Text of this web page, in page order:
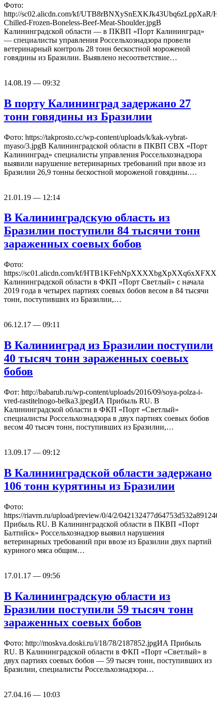
Фото:
http://sc02.alicdn.com/kf/UTB8rBNXySnEXKJk43Ubq6zLppXaR/
Chilled-Frozen-Boneless-Beef-Meat-Shoulder.jpgВ
Калининградской области — в ПКВП «Порт Калининград»
— специалисты управления Россельхознадзора провели
ветеринарный контроль 28 тонн бескостной мороженой
говядины из Бразилии. Выявлено несоответствие…
14.08.19 — 09:32
В порту Калининград задержано 27
тонн говядины из Бразилии
Фото: https://takprosto.cc/wp-content/uploads/k/kak-vybrat-
myaso/3.jpgВ Калининградской области в ПКВП СВХ «Порт
Калининград» специалисты управления Россельхознадзора
выявили нарушение ветеринарных требований при ввозе из
Бразилии 26,9 тонны бескостной мороженой говядины.…
21.01.19 — 12:14
В Калининградскую область из
Бразилии поступили 84 тысячи тонн
зараженных соевых бобов
Фото:
https://sc01.alicdn.com/kf/
Калининградской области в ФКП «Порт Светлый» с начала
2019 года в четырех партиях соевых бобов весом в 84 тысячи
тонн, поступивших из Бразилии,…
06.12.17 — 09:11
В Калининград из Бразилии поступили
40 тысяч тонн зараженных соевых
бобов
Фот: http://babarub.ru/wp-content/uploads/2016/09/soya-polza-i-
vred-rastitelnogo-belka3.jpegИА Прибыль RU. В
Калининградской области в ФКП «Порт «Светлый»
специалисты Россельхознадзора в двух партиях соевых бобов
весом 40 тысяч тонн, поступивших из Бразилии,…
13.09.17 — 09:12
В Калининградской области задержано
106 тонн курятины из Бразилии
Фото:
https://riavrn.ru/upload/preview/0/4/2/
Прибыль RU. В Калининградской области в ПКВП «Порт
Балтийск» Россельхознадзор выявил нарушения
ветеринарных требований при ввозе из Бразилии двух партий
куриного мяса общим…
17.01.17 — 09:56
В Калининградскую области из
Бразилии поступили 59 тысяч тонн
зараженных соевых бобов
Фото: http://moskva.doski.ru/i/18/78/2187852.jpgИА Прибыль
RU. В Калининградской области в ФКП «Порт «Светлый» в
двух партиях соевых бобов — 59 тысяч тонн, поступивших из
Бразилии, специалисты Россельхознадзора…
27.04.16 — 10:03